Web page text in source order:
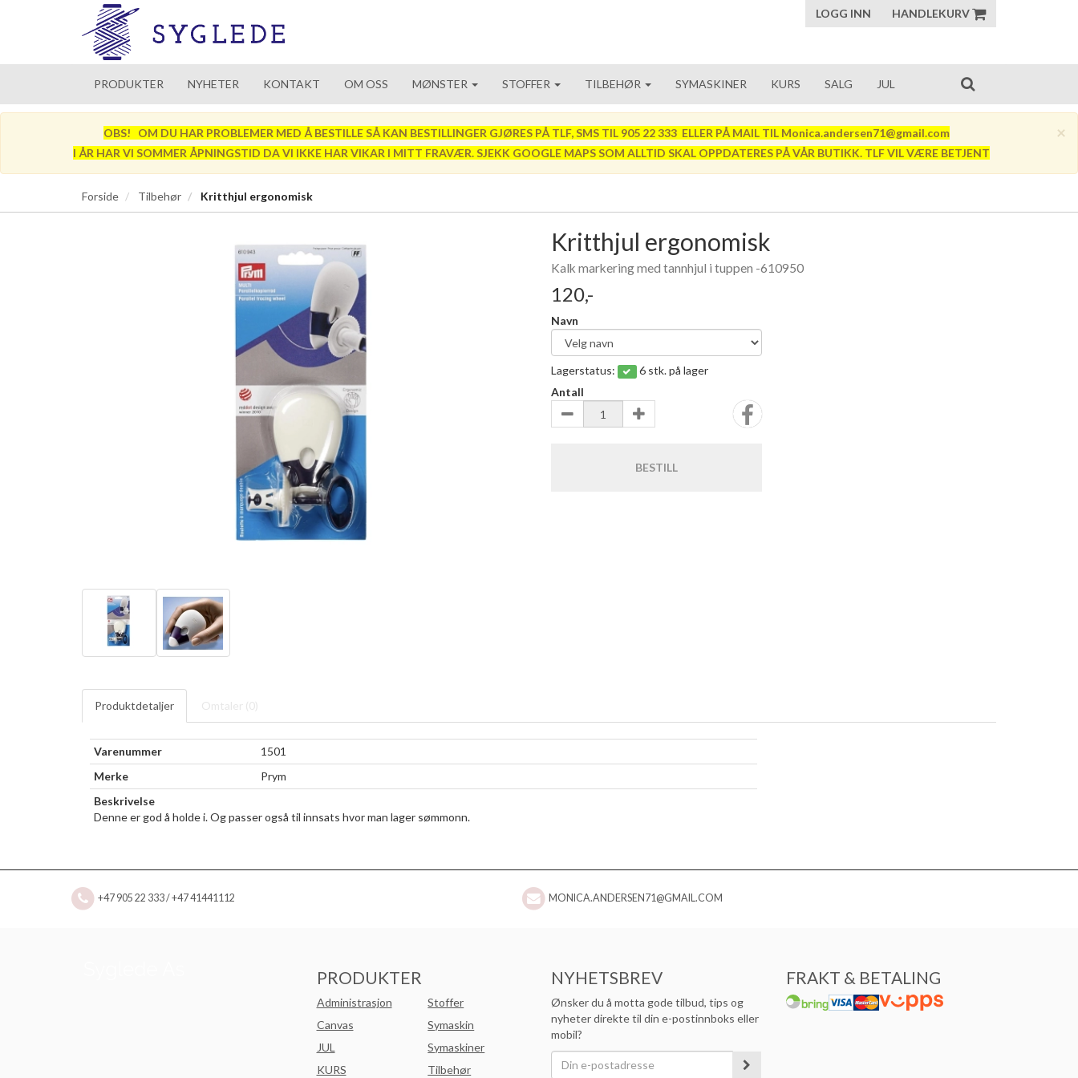
LOGG INN HANDLEKURV
PRODUKTER NYHETER KONTAKT OM OSS MØNSTER STOFFER TILBEHØR SYMASKINER KURS SALG JUL
×
OBS! OM DU HAR PROBLEMER MED Å BESTILLE SÅ KAN BESTILLINGER GJØRES PÅ TLF, SMS TIL 905 22 333 ELLER PÅ MAIL TIL Monica.andersen71@gmail.com
I ÅR HAR VI SOMMER ÅPNINGSTID DA VI IKKE HAR VIKAR I MITT FRAVÆR. SJEKK GOOGLE MAPS SOM ALLTID SKAL OPPDATERES PÅ VÅR BUTIKK. TLF VIL VÆRE BETJENT
Forside Tilbehør Kritthjul ergonomisk
Kritthjul ergonomisk
Kalk markering med tannhjul i tuppen -610950
120,-
Navn
Lagerstatus:
6 stk. på lager
Antall
BESTILL
Produktdetaljer Omtaler (0)
Varenummer
1501
Merke
Prym
Beskrivelse
Denne er god å holde i. Og passer også til innsats hvor man lager sømmonn.
+47 905 22 333 / +47 41441112 MONICA.ANDERSEN71@GMAIL.COM
PRODUKTER
Administrasjon
Canvas
JUL
KURS
Stoffer
Symaskin
Symaskiner
Tilbehør
NYHETSBREV
Ønsker du å motta gode tilbud, tips og
nyheter direkte til din e-postinnboks eller
mobil?
FRAKT & BETALING